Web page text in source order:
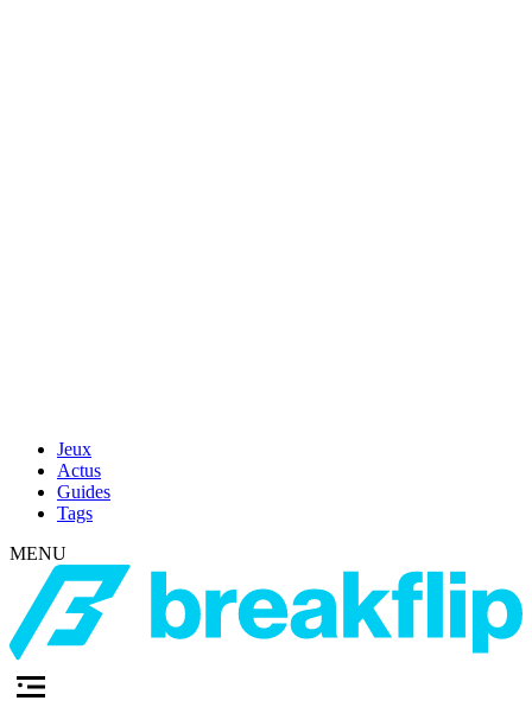
Jeux
Actus
Guides
Tags
MENU